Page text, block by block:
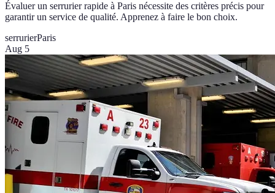
Évaluer un serrurier rapide à Paris nécessite des critères précis pour
garantir un service de qualité. Apprenez à faire le bon choix.
serrurierParis
Aug 5